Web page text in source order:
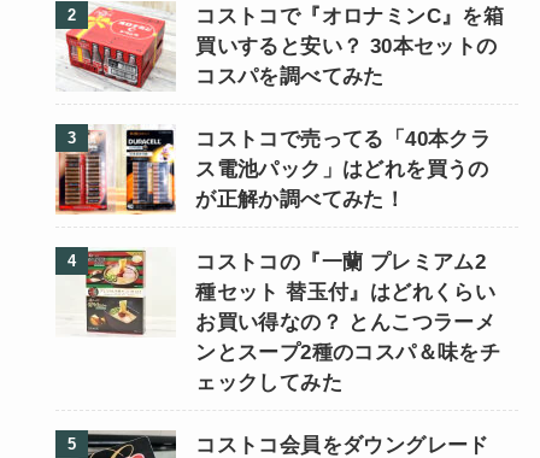
コストコで『オロナミンC』を箱
買いすると安い？ 30本セットの
コスパを調べてみた
コストコで売ってる「40本クラ
ス電池パック」はどれを買うの
が正解か調べてみた！
コストコの『一蘭 プレミアム2
種セット 替玉付』はどれくらい
お買い得なの？ とんこつラーメ
ンとスープ2種のコスパ＆味をチ
ェックしてみた
コストコ会員をダウングレード